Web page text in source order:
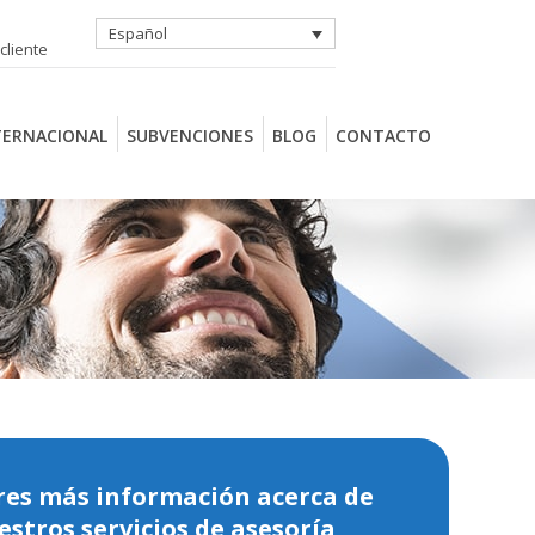
Español
SUBVENCIONES BLOG CONTACTO
más información acerca de